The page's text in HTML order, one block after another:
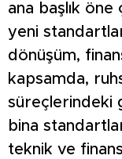
ana başlık öne
yeni
dönüşüm,
kapsamda,
süreçlerindeki
bina
teknik ve